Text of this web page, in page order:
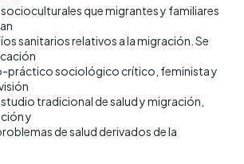
que migrantes y familiares
sanitarios relativos a la migración. Se
práctico sociológico crítico, feminista y
tradicional de salud y migración,
y
de salud derivados de la